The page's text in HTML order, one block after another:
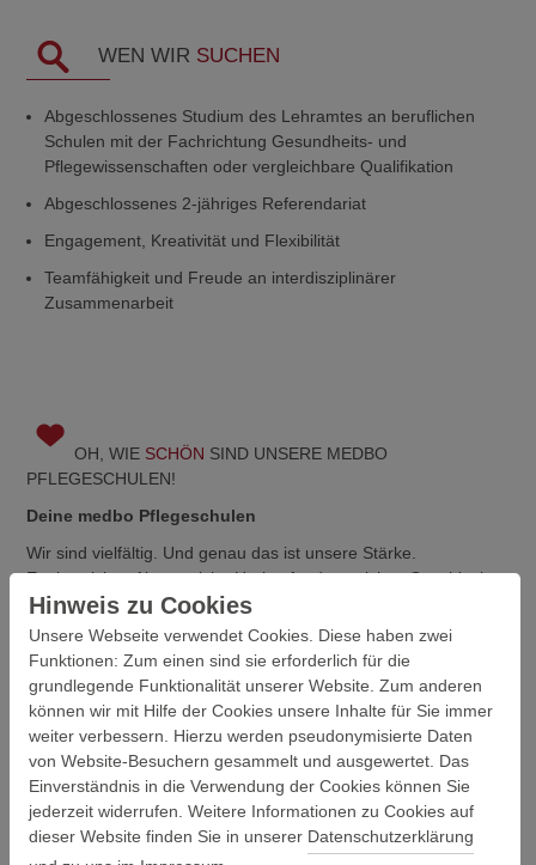
WEN WIR SUCHEN
Abgeschlossenes Studium des Lehramtes an beruflichen
Schulen mit der Fachrichtung Gesundheits- und
Pflegewissenschaften oder vergleichbare Qualifikation
Abgeschlossenes 2-jähriges Referendariat
Engagement, Kreativität und Flexibilität
Teamfähigkeit und Freude an interdisziplinärer
Zusammenarbeit
OH, WIE SCHÖN SIND UNSERE MEDBO
PFLEGESCHULEN!
Deine medbo Pflegeschulen
Wir sind vielfältig. Und genau das ist unsere Stärke.
Egal, welches Alter, welche Herkunft oder welches Geschlecht.
Unsere Erfahrung hat gezeigt: Von bunten Perspektiven
profitieren alle.
Übrigens: Auch, wenn wir schon unseren 100. Geburtstag
gefeiert haben - zum alten Eisen gehören auf keinen Fall. Aber
überzeug dich gerne selbst!
hier geht's zu den medbo Pflegeschulen
Hinweis zu Cookies
Unsere Webseite verwendet Cookies. Diese haben zwei
Funktionen: Zum einen sind sie erforderlich für die
grundlegende Funktionalität unserer Website. Zum anderen
können wir mit Hilfe der Cookies unsere Inhalte für Sie immer
weiter verbessern. Hierzu werden pseudonymisierte Daten
von Website-Besuchern gesammelt und ausgewertet. Das
Einverständnis in die Verwendung der Cookies können Sie
jederzeit widerrufen. Weitere Informationen zu Cookies auf
dieser Website finden Sie in unserer Datenschutzerklärung